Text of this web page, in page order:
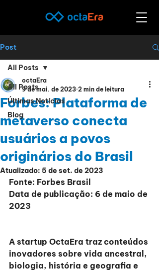
Post
All Posts
Últimas Notícias
Blog
All Posts
Forbes: Plataforma de
metaverso conecta
usuários a povos
originários do Brasil
octaEra
9 de mai. de 2023 2 min de leitura
Atualizado: 5 de set. de 2023
Fonte: Forbes Brasil
Data de publicação: 6 de maio de
2023
A startup OctaEra traz conteúdos
inovadores sobre vida ancestral,
biologia, história e geografia e